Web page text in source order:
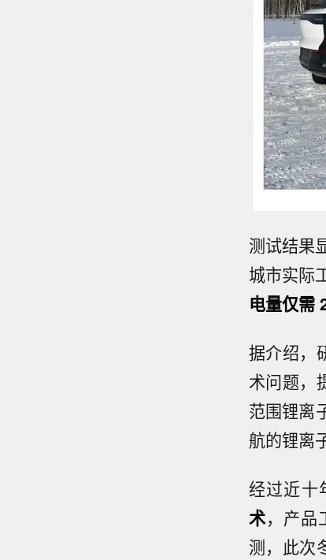
测试结果
城市实际
电量仅需
据介绍，
术问题，
范围锂离
航的锂离
经过近十
术，产品
测，此次